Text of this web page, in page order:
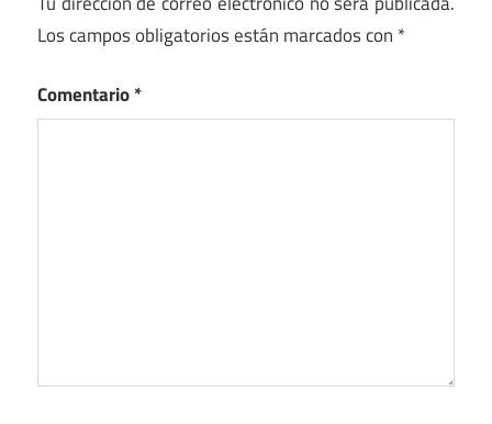
Los campos obligatorios están marcados con *
Comentario*